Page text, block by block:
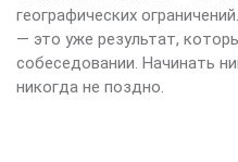
географических
— это уже результат,
собеседовании. Начинать
никогда не поздно.